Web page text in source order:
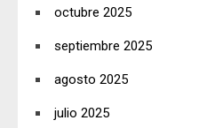
octubre 2025
septiembre 2025
agosto 2025
julio 2025